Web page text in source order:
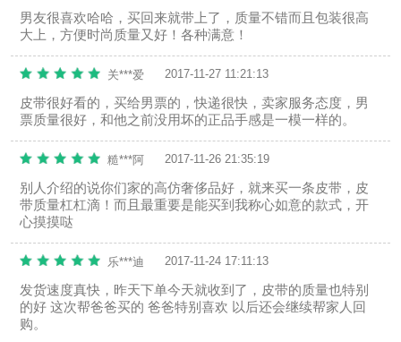
男友很喜欢哈哈，买回来就带上了，质量不错而且包装很高
大上，方便时尚质量又好！各种满意！
关***爱 2017-11-27 11:21:13
皮带很好看的，买给男票的，快递很快，卖家服务态度，男
票质量很好，和他之前没用坏的正品手感是一模一样的。
糙***阿 2017-11-26 21:35:19
别人介绍的说你们家的高仿奢侈品好，就来买一条皮带，皮
带质量杠杠滴！而且最重要是能买到我称心如意的款式，开
心摸摸哒
乐***迪 2017-11-24 17:11:13
发货速度真快，昨天下单今天就收到了，皮带的质量也特别
的好 这次帮爸爸买的 爸爸特别喜欢 以后还会继续帮家人回
购。